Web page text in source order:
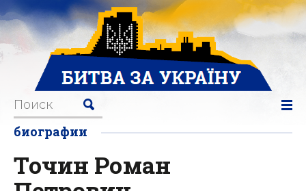
биографии
Точин Роман